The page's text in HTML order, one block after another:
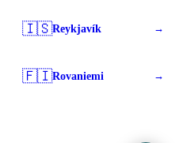
🇮🇸Reykjavík →
🇫🇮Rovaniemi →